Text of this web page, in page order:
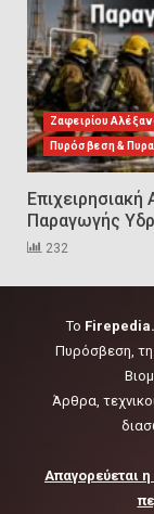
7
Ζαφειρίου
Πυρόσβεση &
Παραγωγής
232
To
Πυρόσβεση, τη
Άρθρα,
Απαγορεύεται